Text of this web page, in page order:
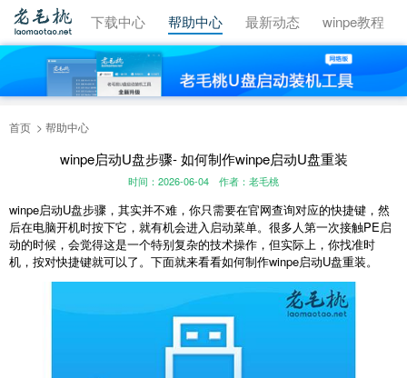
视频教程 下载中心 帮助中心 最新动态 winpe教程
首页 帮助中心
winpe启动U盘步骤- 如何制作winpe启动U盘重装
时间：2026-06-04 作者：老毛桃
winpe启动U盘步骤，其实并不难，你只需要在官网查询对应的快捷键，然
后在电脑开机时按下它，就有机会进入启动菜单。很多人第一次接触PE启
动的时候，会觉得这是一个特别复杂的技术操作，但实际上，你找准时
机，按对快捷键就可以了。下面就来看看如何制作winpe启动U盘重装。